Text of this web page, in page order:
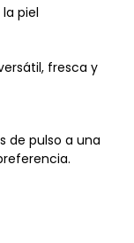
piel
fresca y
de pulso a una